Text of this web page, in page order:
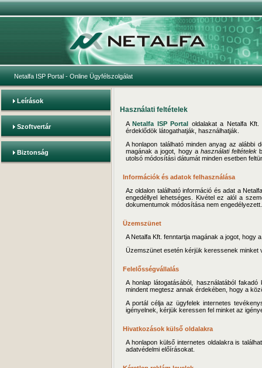
Netalfa ISP Portal - Online Ügyfélszolgálat
Leírások
Szoftvertár
Biztonság
Használati feltételek
ANetalfa ISP Portal oldalakat a Netalfa
érdeklődök látogathatják, használhatják.
A honlapon található minden anyag az alábbi
magának a jogot, hogy a használati feltételek
utolsó módosítási dátumát minden esetben
Információk és adatok felhasználása
Az oldalon található információ és adat a
engedéllyel lehetséges. Kivétel ez alól a
dokumentumok módosítása nem engedélyezett.
Üzemszünet
A Netalfa Kft. fenntartja magának a jogot, hogy
Üzemszünet esetén kérjük keressenek minket
Felelősségvállalás
A honlap látogatásából, használatából
mindent megtesz annak érdekében, hogy a
A portál célja az ügyfelek internetes
igényelnek, kérjük keressen fel minket az
Hivatkozások külső oldalakra
A honlapon külső internetes oldalakra is
adatvédelmi előírásokat.